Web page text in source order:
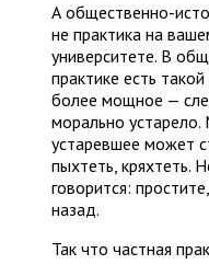
А общественно-
не практика на
университете. В
практике есть
более мощное —
морально
устаревшее может
пыхтеть, кряхтеть.
говорится:
назад.
Так что частная